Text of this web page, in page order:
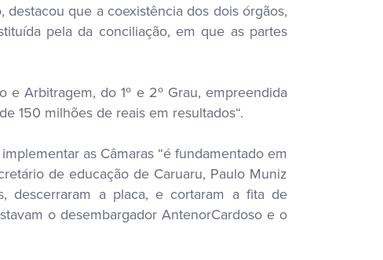
que a coexistência dos dois órgãos,
pela da conciliação, em que as partes
Arbitragem, do 1º e 2º Grau, empreendida
150 milhões de reais em resultados“.
as Câmaras “é fundamentado em
de educação de Caruaru, Paulo Muniz
descerraram a placa, e cortaram a fita de
o desembargador AntenorCardoso e o